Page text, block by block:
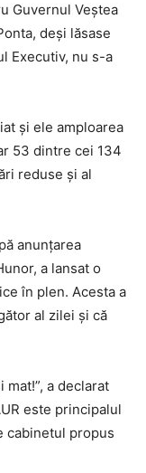
Guvernul Veștea
deși lăsase
Executiv, nu s-a
și ele amploarea
53 dintre cei 134
reduse și al
anunțarea
, a lansat o
în plen. Acesta a
al zilei și că
mat!”, a declarat
este principalul
cabinetul propus